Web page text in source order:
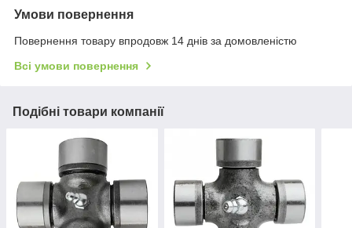
Умови повернення
Повернення товару впродовж 14 днів за домовленістю
Всі умови повернення
Подібні товари компанії